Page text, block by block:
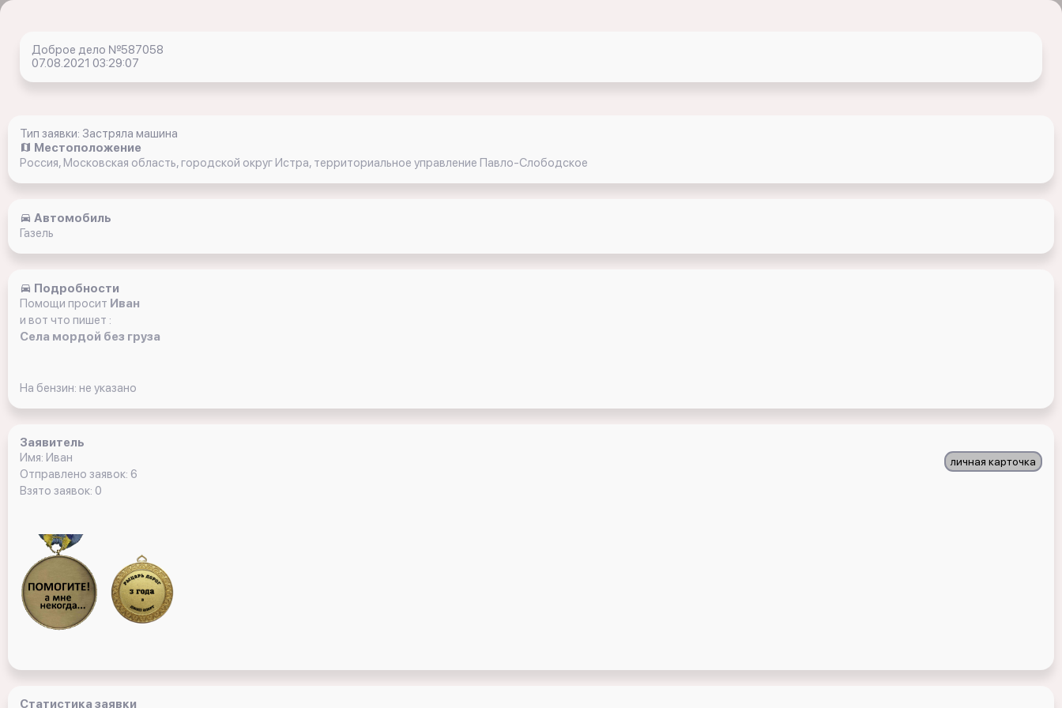
Доброе дело №587058
07.08.2021 03:29:07
Тип заявки: Застряла машина
Местоположение
Россия, Московская область, городской округ Истра, территориальное управление Павло-Слободское
Автомобиль
Газель
Подробности
Помощи просит Иван
и вот что пишет :
Села мордой без груза
На бензин: не указано
Заявитель
личная карточка
Имя: Иван
Отправлено заявок: 6
Взято заявок: 0
Статистика заявки